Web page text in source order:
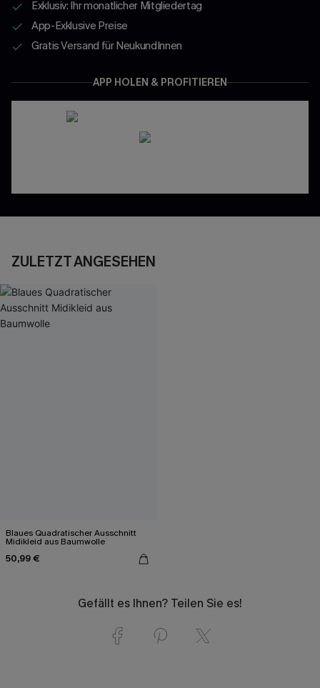
Exklusiv: Ihr monatlicher Mitgliedertag
App-Exklusive Preise
Gratis Versand für NeukundInnen
APP HOLEN & PROFITIEREN
ZULETZT ANGESEHEN
Blaues Quadratischer Ausschnitt
Midikleid aus Baumwolle
50,99 €
Gefällt es Ihnen? Teilen Sie es!